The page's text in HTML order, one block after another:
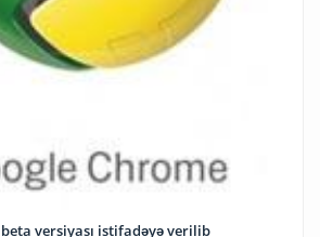
versiyası istifadəyə verilib